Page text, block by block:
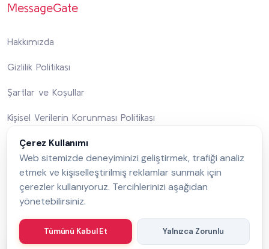
MessageGate
Hakkımızda
Gizlilik Politikası
Şartlar ve Koşullar
Kişisel Verilerin Korunması Politikası
Entegre Yönetim Sistemi Politikası
Bize Ulaşın
Bizi Takip Edin
Çerez Kullanımı
Web sitemizde deneyiminizi geliştirmek, trafiği analiz
etmek ve kişiselleştirilmiş reklamlar sunmak için
çerezler kullanıyoruz. Tercihlerinizi aşağıdan
yönetebilirsiniz.
Tümünü Kabul Et Yalnızca Zorunlu